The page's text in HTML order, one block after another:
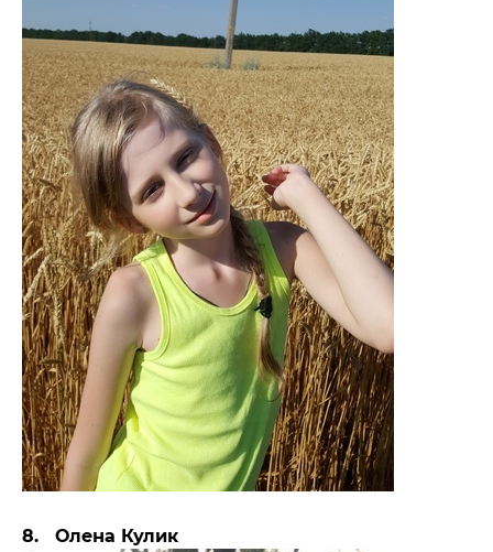
8. Олена Кулик